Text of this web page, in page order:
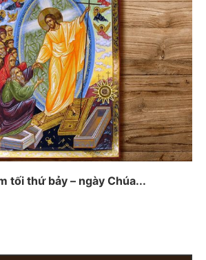
tối thứ bảy – ngày Chúa...